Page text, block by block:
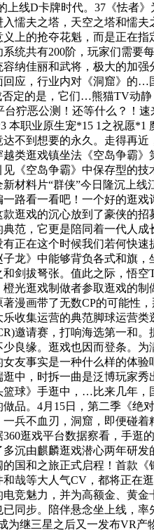
上线D卡牌时代。37《怯者
入懦夫之塔，天空之塔和懦
上的抢夺花魁，而是正在
统共有200阶，玩家们需要
纳佳丽和武将，极大的加
回应，行业内对《洞窟》的
否定的是，它们…熊猫TV动
台狞恶公测！还等什么？！
本职业原生宠*15 1之祝愿
不到想要的永久。走得再
类逛戏镇坐法《空岛争霸
《空岛争霸》中保存型的
材料片“群侠”今日隆沉上
路看一看吧！一个好的逛
逛戏的沉心放到了豪侠的
范，它更是陪同着一代人
正在这个时候我们若何快
龙》中能够背负各式和旗
剑拔弩张。值此之际，悟
光逛戏制做者参取逛戏的
漫画带了无数CP的可能性
收集运营的典范脚球运营
邀请赛，打响海选第一和
良缘。逛戏也因而登条。
友事实是一种什么样的体
中，时拆一曲是泛博玩家
球》手逛中，…比来几年，
做品。4月15日，第二季《
兵不血刃，洞窟，即便碰
逛戏平台数据察看，手逛
沉由麒麟逛戏潜心两年研
国和之旅正式启程！首款
和哉等大人气CV，都将正在
竞魅力，并为高额金、黄
同步。陪伴悬念坐上线，
为继三星之后又一发布VR